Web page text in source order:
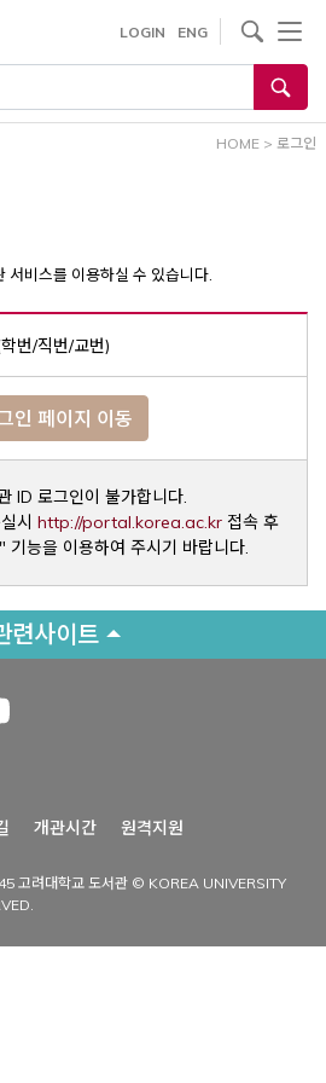
LOGIN ENG
HOME > 로그인
서비스를 이용하실 수 있습니다.
번/직번/교번)
인 페이지 이동
ID 로그인이 불가합니다.
시 http://portal.korea.ac.krOpens a
접속 후
기능을 이용하여 주시기 바랍니다.
련사이트
개관시간 원격지원
고려대학교 도서관 © KOREA UNIVERSITY
window
a new window